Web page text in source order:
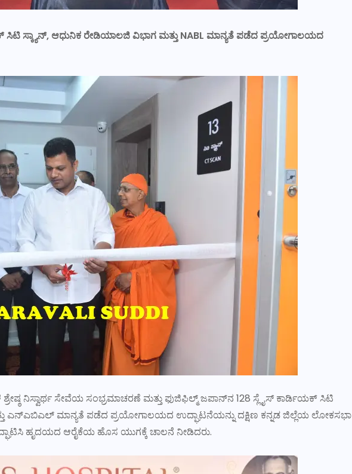
ಸಿಟಿ ಸ್ಕ್ಯಾನ್‍, ಆಧುನಿಕ ರೇಡಿಯಾಲಜಿ ವಿಭಾಗ ಮತ್ತು NABL ಮಾನ್ಯತೆ ಪಡೆದ ಪ್ರಯೋಗಾಲಯದ
ನಿಸ್ವಾರ್ಥ ಸೇವೆಯ ಸಂಭ್ರಮಾಚರಣೆ ಮತ್ತು ಫುಜಿಫಿಲ್ಮ್ ಜಪಾನ್‍ನ 128 ಸ್ಲೈಸ್ ಕಾರ್ಡಿಯಕ್ ಸಿಟಿ
ಎನ್‍ಎಬಿಎಲ್ ಮಾನ್ಯತೆ ಪಡೆದ ಪ್ರಯೋಗಾಲಯದ ಉದ್ಘಾಟನೆಯನ್ನು ದಕ್ಷಿಣ ಕನ್ನಡ ಜಿಲ್ಲೆಯ ಲೋಕಸಭಾ
ಹೃದಯದ ಆರೈಕೆಯ ಹೊಸ ಯುಗಕ್ಕೆ ಚಾಲನೆ ನೀಡಿದರು.